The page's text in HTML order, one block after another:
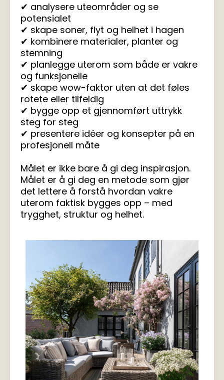
✔ analysere uteområder og se
potensialet
✔ skape soner, flyt og helhet i hagen
✔ kombinere materialer, planter og
stemning
✔ planlegge uterom som både er vakre
og funksjonelle
✔ skape wow-faktor uten at det føles
rotete eller tilfeldig
✔ bygge opp et gjennomført uttrykk
steg for steg
✔ presentere idéer og konsepter på en
profesjonell måte
Målet er ikke bare å gi deg inspirasjon.
Målet er å gi deg en metode som gjør
det lettere å forstå hvordan vakre
uterom faktisk bygges opp – med
trygghet, struktur og helhet.